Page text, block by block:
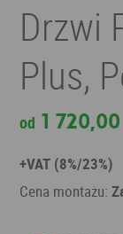
Drzwi
Plus,
od 1
+VAT (8%/23%)
Cena montażu: